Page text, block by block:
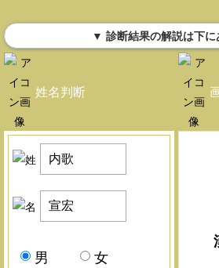
▼ 診断結果の解説は下に
姓名判断
男 女